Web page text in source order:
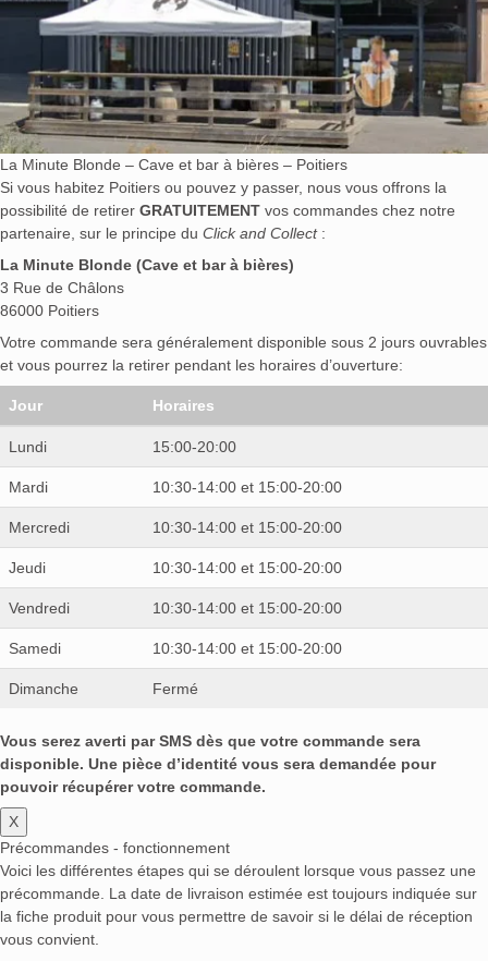
La Minute Blonde – Cave et bar à bières – Poitiers
Si vous habitez Poitiers ou pouvez y passer, nous vous offrons la
possibilité de retirer GRATUITEMENT vos commandes chez notre
partenaire, sur le principe du Click and Collect:
La Minute Blonde (Cave et bar à bières)
3 Rue de Châlons
86000 Poitiers
Votre commande sera généralement disponible sous 2 jours ouvrables
et vous pourrez la retirer pendant les horaires d’ouverture:
Jour Horaires
Lundi 15:00-20:00
Mardi 10:30-14:00 et 15:00-20:00
Mercredi 10:30-14:00 et 15:00-20:00
Jeudi 10:30-14:00 et 15:00-20:00
Vendredi 10:30-14:00 et 15:00-20:00
Samedi 10:30-14:00 et 15:00-20:00
Dimanche Fermé
Vous serez averti par SMS dès que votre commande sera
disponible. Une pièce d’identité vous sera demandée pour
pouvoir récupérer votre commande.
X
Précommandes - fonctionnement
Voici les différentes étapes qui se déroulent lorsque vous passez une
précommande. La date de livraison estimée est toujours indiquée sur
la fiche produit pour vous permettre de savoir si le délai de réception
vous convient.